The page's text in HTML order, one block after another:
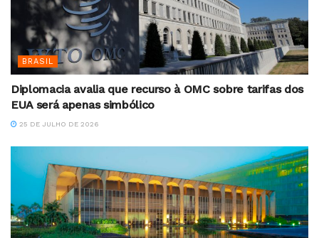
BRASIL
Diplomacia avalia que recurso à OMC sobre tarifas dos
EUA será apenas simbólico
25 DE JULHO DE 2026